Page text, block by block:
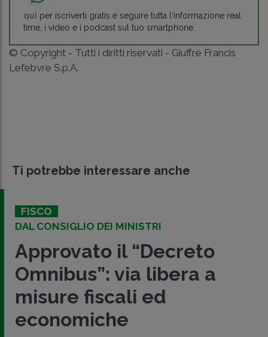
qui per iscriverti gratis e seguire tutta l'informazione real
time, i video e i podcast sul tuo smartphone.
© Copyright - Tutti i diritti riservati - Giuffrè Francis
Lefebvre S.p.A.
Ti potrebbe interessare anche
FISCO
DAL CONSIGLIO DEI MINISTRI
Approvato il “Decreto
Omnibus”: via libera a
misure fiscali ed
economiche